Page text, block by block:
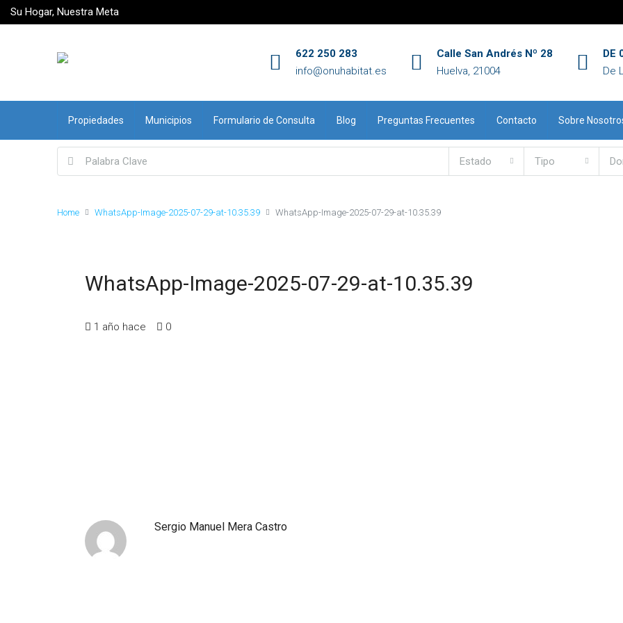
Su Hogar, Nuestra Meta
622 250 283
info@onuhabitat.es
Calle San Andrés Nº 28
Huelva, 21004
DE
De
Propiedades Municipios Formulario de Consulta Blog Preguntas Frecuentes Contacto Sobre
Estado Tipo
Home WhatsApp-Image-2025-07-29-at-10.35.39 WhatsApp-Image-2025-07-29-at-10.35.39
WhatsApp-Image-2025-07-29-at-10.35.39
1 año hace 0
Sergio Manuel Mera Castro